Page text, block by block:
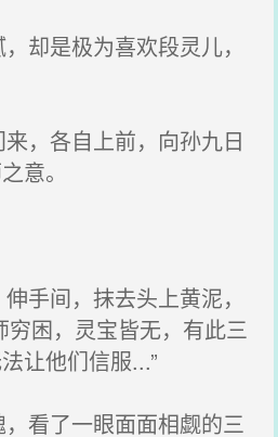
却是极为喜欢段灵儿，
，各自上前，向孙九日
意。
手间，抹去头上黄泥，
穷困，灵宝皆无，有此三
让他们信服...”
看了一眼面面相觑的三